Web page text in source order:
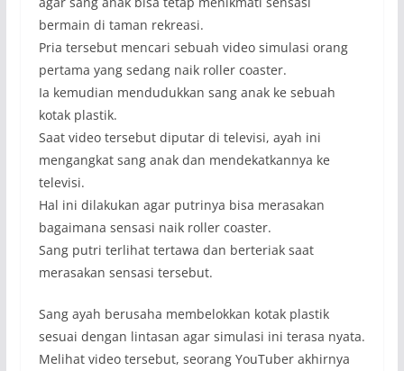
bermain di taman rekreasi.
Pria tersebut mencari sebuah video simulasi orang
pertama yang sedang naik roller coaster.
Ia kemudian mendudukkan sang anak ke sebuah
kotak plastik.
Saat video tersebut diputar di televisi, ayah ini
mengangkat sang anak dan mendekatkannya ke
televisi.
Hal ini dilakukan agar putrinya bisa merasakan
bagaimana sensasi naik roller coaster.
Sang putri terlihat tertawa dan berteriak saat
merasakan sensasi tersebut.
Sang ayah berusaha membelokkan kotak plastik
sesuai dengan lintasan agar simulasi ini terasa nyata.
Melihat video tersebut, seorang YouTuber akhirnya